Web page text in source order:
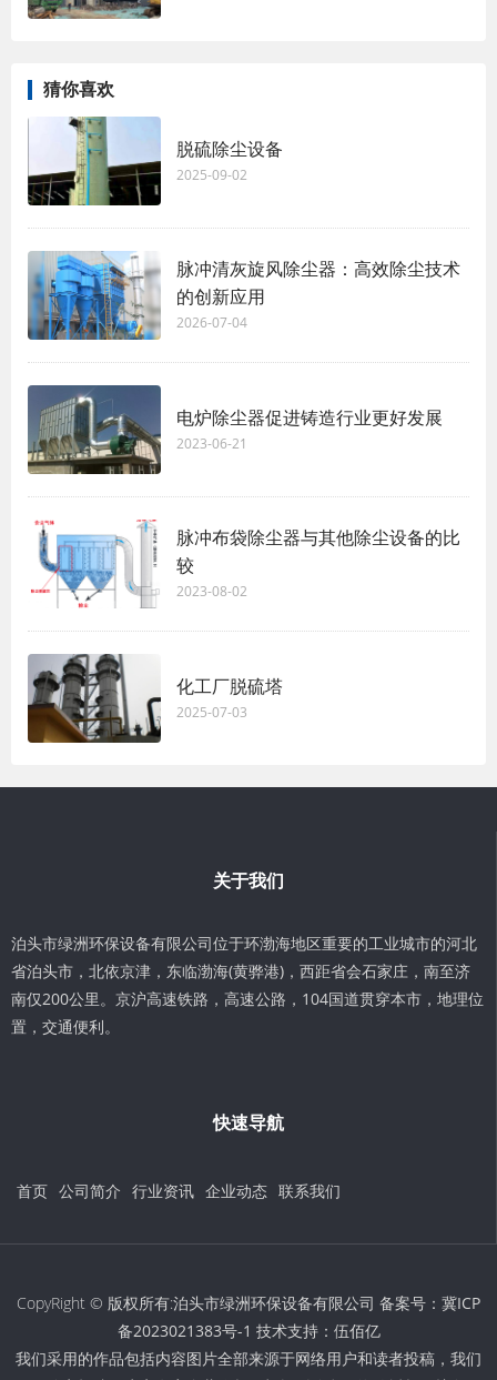
猜你喜欢
脱硫除尘设备
2025-09-02
脉冲清灰旋风除尘器：高效除尘技术
的创新应用
2026-07-04
电炉除尘器促进铸造行业更好发展
2023-06-21
脉冲布袋除尘器与其他除尘设备的比
较
2023-08-02
化工厂脱硫塔
2025-07-03
关于我们
泊头市绿洲环保设备有限公司位于环渤海地区重要的工业城市的河北
省泊头市，北依京津，东临渤海(黄骅港)，西距省会石家庄，南至济
南仅200公里。京沪高速铁路，高速公路，104国道贯穿本市，地理位
置，交通便利。
快速导航
首页 公司简介 行业资讯 企业动态 联系我们
CopyRight © 版权所有:泊头市绿洲环保设备有限公司 备案号： 冀ICP
备2023021383号-1 技术支持： 伍佰亿
我们采用的作品包括内容图片全部来源于网络用户和读者投稿，我们